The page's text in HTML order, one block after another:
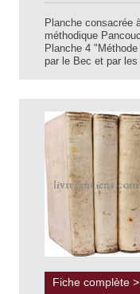
Planche consacrée
méthodique
Planche 4
par le Bec et par les
Fiche complète >